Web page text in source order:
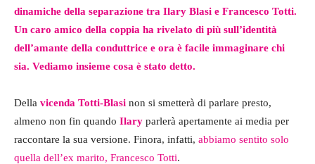
dinamiche della separazione tra Ilary Blasi e Francesco Totti.
Un caro amico della coppia ha rivelato di più sull’identità
dell’amante della conduttrice e ora è facile immaginare chi
sia. Vediamo insieme cosa è stato detto.
Della vicenda Totti-Blasi non si smetterà di parlare presto,
almeno non fin quando Ilary parlerà apertamente ai media per
raccontare la sua versione. Finora, infatti, abbiamo sentito solo
quella dell’ex marito, Francesco Totti.